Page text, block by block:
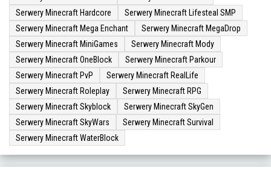
Serwery Minecraft Hardcore
Serwery Minecraft Lifesteal SMP
Serwery Minecraft Mega Enchant
Serwery Minecraft MegaDrop
Serwery Minecraft MiniGames
Serwery Minecraft Mody
Serwery Minecraft OneBlock
Serwery Minecraft Parkour
Serwery Minecraft PvP
Serwery Minecraft RealLife
Serwery Minecraft Roleplay
Serwery Minecraft RPG
Serwery Minecraft Skyblock
Serwery Minecraft SkyGen
Serwery Minecraft SkyWars
Serwery Minecraft Survival
Serwery Minecraft WaterBlock